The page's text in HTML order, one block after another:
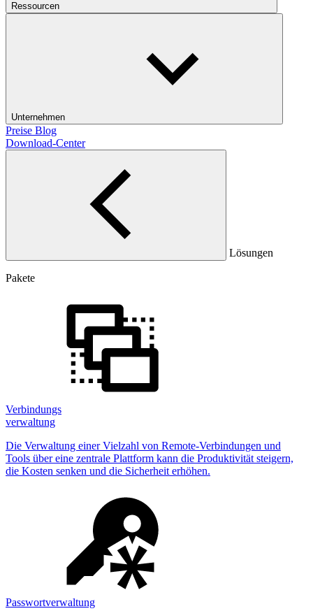
Ressourcen
Unternehmen
Preise Blog
Download-Center
Lösungen
Pakete
Verbindungs
verwaltung
Die Verwaltung einer Vielzahl von Remote-Verbindungen und
Tools über eine zentrale Plattform kann die Produktivität steigern,
die Kosten senken und die Sicherheit erhöhen.
Passwortverwaltung